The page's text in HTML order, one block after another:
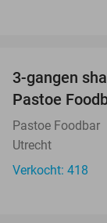
3-gangen
Pastoe
Pastoe Foodbar
Utrecht
Verkocht: 418